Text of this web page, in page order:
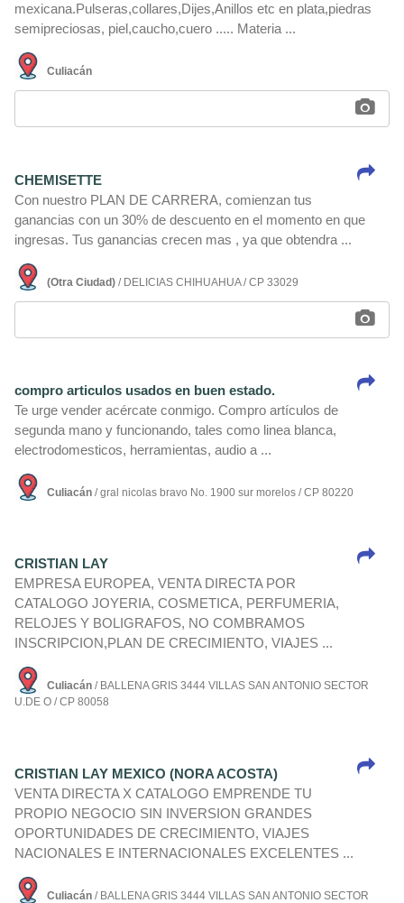
mexicana.Pulseras,collares,Dijes,Anillos etc en plata,piedras
semipreciosas, piel,caucho,cuero ..... Materia ...
Culiacán
CHEMISETTE
Con nuestro PLAN DE CARRERA, comienzan tus
ganancias con un 30% de descuento en el momento en que
ingresas. Tus ganancias crecen mas , ya que obtendra ...
(Otra Ciudad) / DELICIAS CHIHUAHUA / CP 33029
compro articulos usados en buen estado.
Te urge vender acércate conmigo. Compro artí­culos de
segunda mano y funcionando, tales como linea blanca,
electrodomesticos, herramientas, audio a ...
Culiacán / gral nicolas bravo No. 1900 sur morelos / CP 80220
CRISTIAN LAY
EMPRESA EUROPEA, VENTA DIRECTA POR
CATALOGO JOYERIA, COSMETICA, PERFUMERIA,
RELOJES Y BOLIGRAFOS, NO COMBRAMOS
INSCRIPCION,PLAN DE CRECIMIENTO, VIAJES ...
Culiacán / BALLENA GRIS 3444 VILLAS SAN ANTONIO SECTOR
U.DE O / CP 80058
CRISTIAN LAY MEXICO (NORA ACOSTA)
VENTA DIRECTA X CATALOGO EMPRENDE TU
PROPIO NEGOCIO SIN INVERSION GRANDES
OPORTUNIDADES DE CRECIMIENTO, VIAJES
NACIONALES E INTERNACIONALES EXCELENTES ...
Culiacán / BALLENA GRIS 3444 VILLAS SAN ANTONIO SECTOR